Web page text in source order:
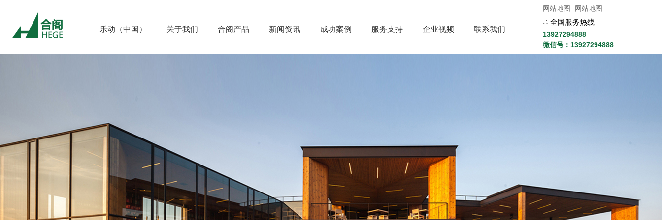
乐动（中国） 关于我们 合阁产品 新闻资讯 成功案例 服务支持 企业视频 联系我们
网站地图 网站地图
∴ 全国服务热线
13927294888
微信号：13927294888